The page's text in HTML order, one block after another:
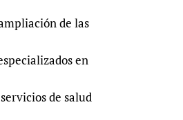
de las
en
de salud